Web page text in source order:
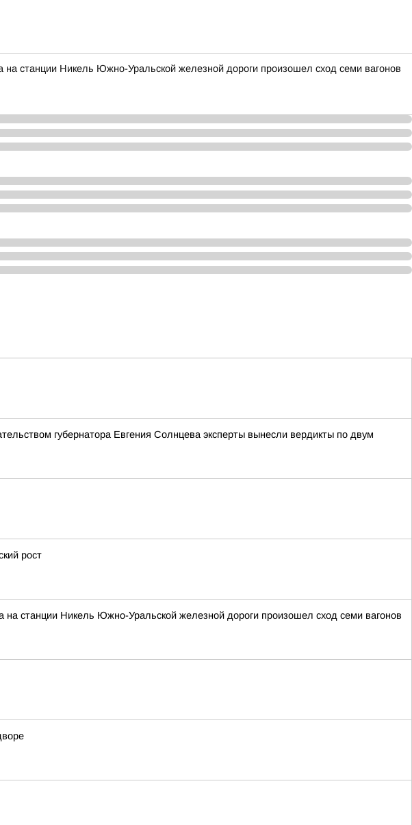
станции Никель Южно-Уральской железной дороги произошел сход семи вагонов
губернатора Евгения Солнцева эксперты вынесли вердикты по двум
рост
станции Никель Южно-Уральской железной дороги произошел сход семи вагонов